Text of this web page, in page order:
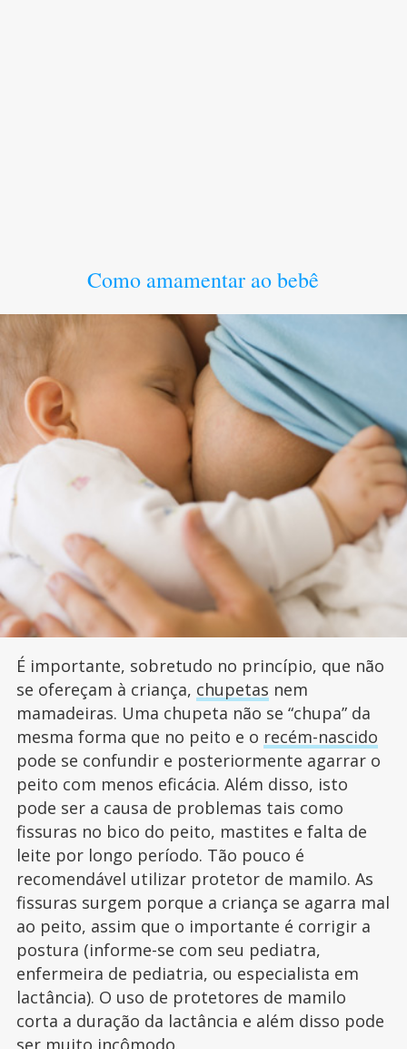
Como amamentar ao bebê
É importante, sobretudo no princípio, que não
se ofereçam à criança, chupetas nem
mamadeiras. Uma chupeta não se “chupa” da
mesma forma que no peito e o recém-nascido
pode se confundir e posteriormente agarrar o
peito com menos eficácia. Além disso, isto
pode ser a causa de problemas tais como
fissuras no bico do peito, mastites e falta de
leite por longo período. Tão pouco é
recomendável utilizar protetor de mamilo. As
fissuras surgem porque a criança se agarra mal
ao peito, assim que o importante é corrigir a
postura (informe-se com seu pediatra,
enfermeira de pediatria, ou especialista em
lactância). O uso de protetores de mamilo
corta a duração da lactância e além disso pode
ser muito incômodo.